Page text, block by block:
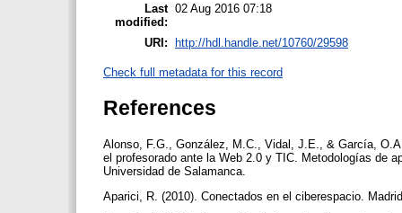
Last
modified:
02 Aug 2016 07:18
URI: http://hdl.handle.net/10760/29598
Check full metadata for this record
References
Alonso, F.G., González, M.C., Vidal, J.E., & García,
el profesorado ante la Web 2.0 y TIC. Metodologías de
Universidad de Salamanca.
Aparici, R. (2010). Conectados en el ciberespacio.